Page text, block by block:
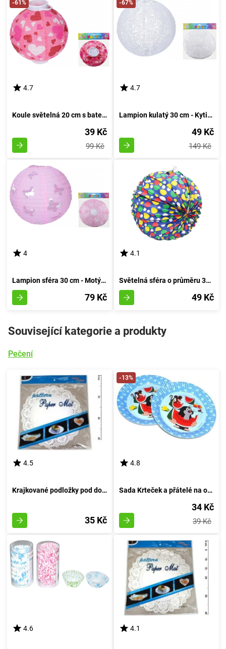
-61%
4.7
Koule světelná 20 cm s bateriemi
39 Kč
99 Kč
-67%
4.7
Lampion kulatý 30 cm - Kytička
49 Kč
149 Kč
4
Lampion sféra 30 cm - Motýlík
79 Kč
4.1
Světelná sféra o průměru 30 cm, 5 designů
49 Kč
Související kategorie a produkty
Pečení
4.5
Krajkované podložky pod dort o průměru 29 cm, balení 8 kusů
35 Kč
-13%
4.8
Sada Krteček a přátelé na oslavu 6 kusů, průměr 18 cm
34 Kč
39 Kč
4.6 4.1